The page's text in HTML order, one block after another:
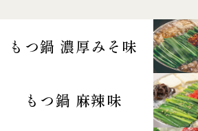
もつ鍋 濃厚みそ味
もつ鍋 麻辣味